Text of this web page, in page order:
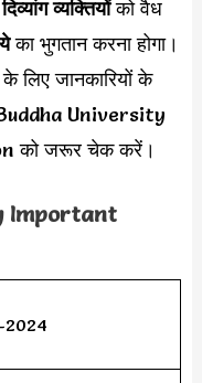
व्यक्तियोंको वैध
का भुगतान करना होगा।
लिए जानकारियों के
University
को जरूर चेक करें।
Important
2024